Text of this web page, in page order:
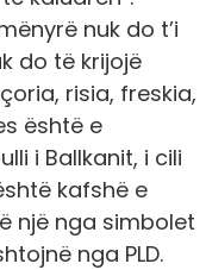
nuk do t’i
do të krijojë
risia, freskia,
është e
i Ballkanit, i cili
kafshë e
një nga simbolet
nga PLD.